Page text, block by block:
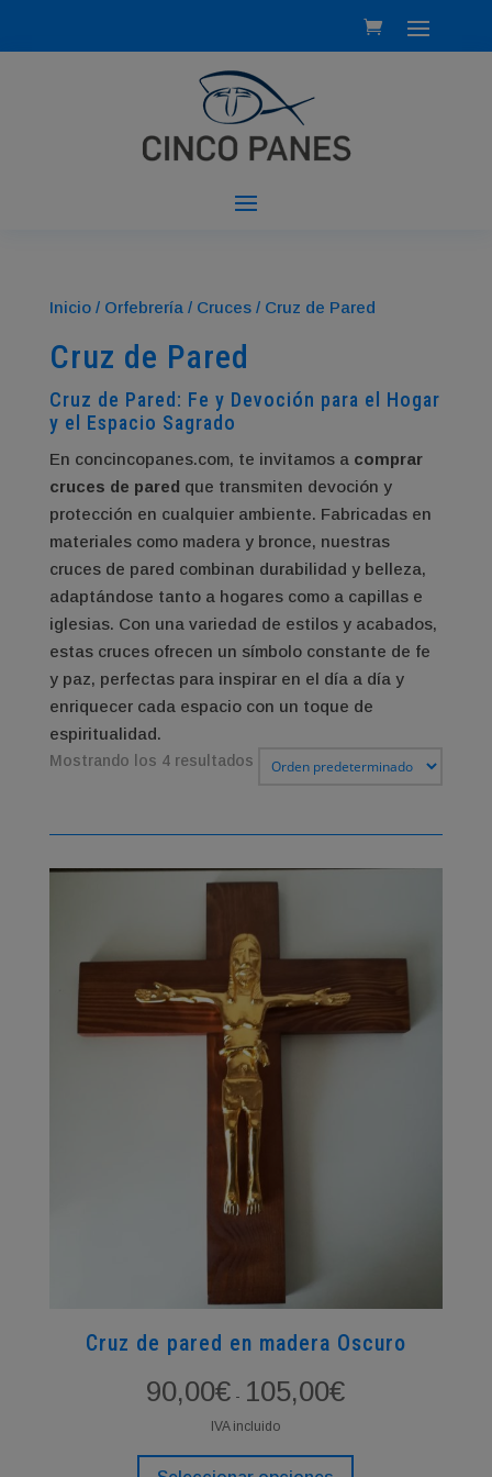
Inicio/ Orfebrería / Cruces/ Cruz de Pared
Cruz de Pared
Cruz de Pared: Fe y Devoción para el Hogar
y el Espacio Sagrado
En concincopanes.com, te invitamos a comprar
cruces de pared que transmiten devoción y
protección en cualquier ambiente. Fabricadas en
materiales como madera y bronce, nuestras
cruces de pared combinan durabilidad y belleza,
adaptándose tanto a hogares como a capillas e
iglesias. Con una variedad de estilos y acabados,
estas cruces ofrecen un símbolo constante de fe
y paz, perfectas para inspirar en el día a día y
enriquecer cada espacio con un toque de
espiritualidad.
Mostrando los 4 resultados
Cruz de pared en madera Oscuro
90,00€ - 105,00€de
desde
IVA incluido